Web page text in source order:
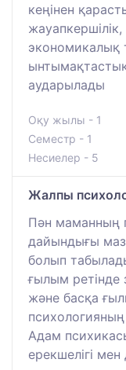
кеңінен
жауапкершілік,
экономикалық
аударылады
Оқу жылы - 1
Семестр - 1
Несиелер - 5
Жалпы
Пән маманның
дайындығы
болып
ғылым ретінде
және басқа
Адам
ерекшелігі